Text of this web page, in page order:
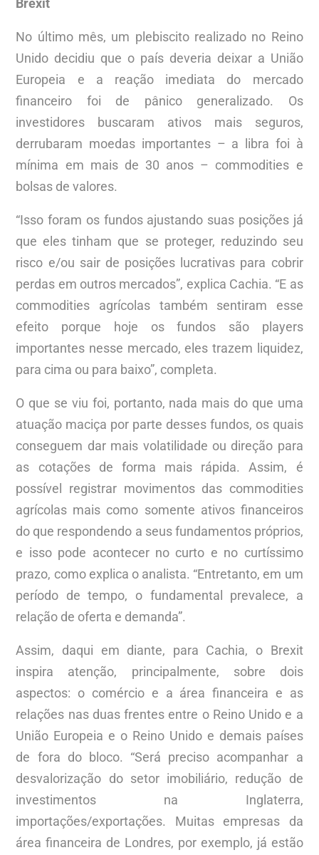
Brexit
No último mês, um plebiscito realizado no Reino
Unido decidiu que o país deveria deixar a União
Europeia e a reação imediata do mercado
financeiro foi de pânico generalizado. Os
investidores buscaram ativos mais seguros,
derrubaram moedas importantes – a libra foi à
mínima em mais de 30 anos – commodities e
bolsas de valores.
“Isso foram os fundos ajustando suas posições já
que eles tinham que se proteger, reduzindo seu
risco e/ou sair de posições lucrativas para cobrir
perdas em outros mercados”, explica Cachia. “E as
commodities agrícolas também sentiram esse
efeito porque hoje os fundos são players
importantes nesse mercado, eles trazem liquidez,
para cima ou para baixo”, completa.
O que se viu foi, portanto, nada mais do que uma
atuação maciça por parte desses fundos, os quais
conseguem dar mais volatilidade ou direção para
as cotações de forma mais rápida. Assim, é
possível registrar movimentos das commodities
agrícolas mais como somente ativos financeiros
do que respondendo a seus fundamentos próprios,
e isso pode acontecer no curto e no curtíssimo
prazo, como explica o analista. “Entretanto, em um
período de tempo, o fundamental prevalece, a
relação de oferta e demanda”.
Assim, daqui em diante, para Cachia, o Brexit
inspira atenção, principalmente, sobre dois
aspectos: o comércio e a área financeira e as
relações nas duas frentes entre o Reino Unido e a
União Europeia e o Reino Unido e demais países
de fora do bloco. “Será preciso acompanhar a
desvalorização do setor imobiliário, redução de
investimentos na Inglaterra,
importações/exportações. Muitas empresas da
área financeira de Londres, por exemplo, já estão